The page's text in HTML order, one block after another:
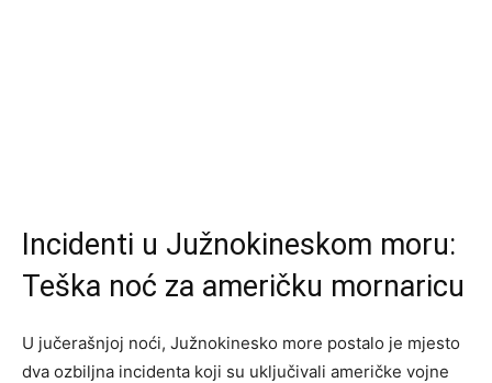
Incidenti u Južnokineskom moru:
Teška noć za američku mornaricu
U jučerašnjoj noći, Južnokinesko more postalo je mjesto
dva ozbiljna incidenta koji su uključivali američke vojne